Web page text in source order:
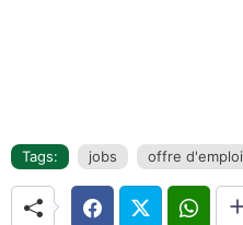
Tags: jobs offre d'emploi